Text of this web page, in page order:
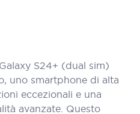
S24+ (dual sim)
uno smartphone di alta
eccezionali e una
avanzate. Questo